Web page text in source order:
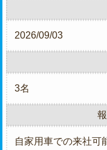
2026/09/03
3名
自家用車での来社可